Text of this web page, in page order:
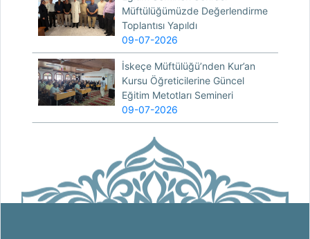
Müftülüğümüzde Değerlendirme
Toplantısı Yapıldı
09-07-2026
İskeçe Müftülüğü’nden Kur’an
Kursu Öğreticilerine Güncel
Eğitim Metotları Semineri
09-07-2026